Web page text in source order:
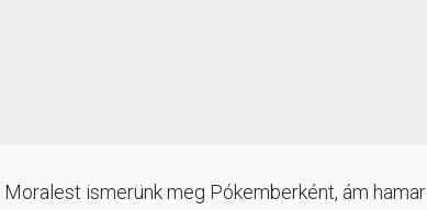
ismerünk meg Pókemberként, ám hamar